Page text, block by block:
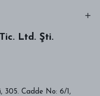
Ltd. Şti.
305. Cadde No: 6/1,